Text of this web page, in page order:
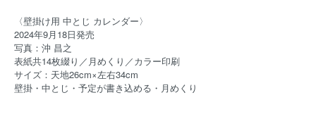
〈壁掛け用 中とじ カレンダー〉
2024年9月18日発売
写真：沖 昌之
表紙共14枚綴り／月めくり／カラー印刷
サイズ：天地26cm×左右34cm
壁掛・中とじ・予定が書き込める・月めくり